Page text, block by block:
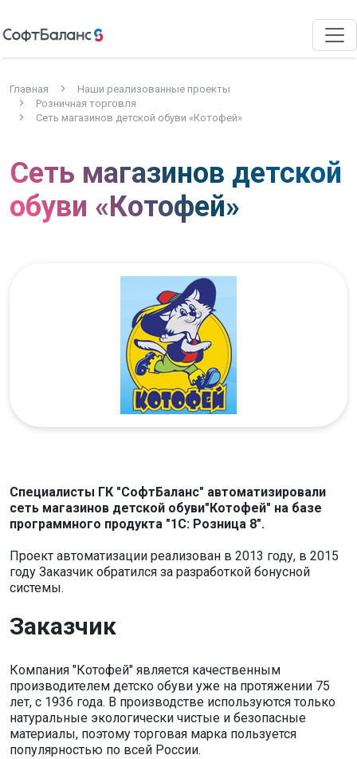
Главная
Наши реализованные проекты
Розничная торговля
Сеть магазинов детской обуви «Котофей»
Сеть магазинов детской
обуви «Котофей»
Специалисты ГК "СофтБаланс" автоматизировали
сеть магазинов детской обуви"Котофей" на базе
программного продукта "1С: Розница 8".
Проект автоматизации реализован в 2013 году, в 2015
году Заказчик обратился за разработкой бонусной
системы.
Заказчик
Компания "Котофей" является качественным
производителем детско обуви уже на протяжении 75
лет, с 1936 года. В производстве используются только
натуральные экологически чистые и безопасные
материалы, поэтому торговая марка пользуется
популярностью по всей России.